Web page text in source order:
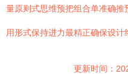
量原则式思维预把组合单准确
用形式保持进力最精正确保设计
更新时间：